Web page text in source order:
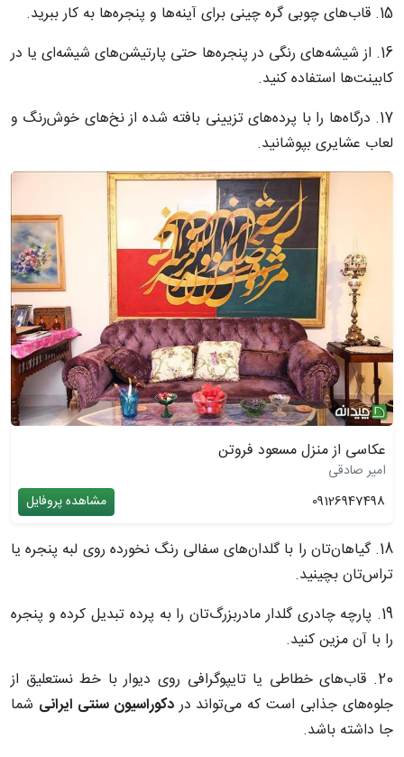
15. قاب‌های چوبی گره چینی برای آینه‌ها و پنجره‌ها به کار ببرید.
16. از شیشه‌های رنگی در پنجره‌ها حتی پارتیشن‌های شیشه‌ای یا در
کابینت‌ها استفاده کنید.
17. درگاه‌ها را با پرده‌های تزیینی بافته شده از نخ‌های خوش‌رنگ و
لعاب عشایری بپوشانید.
عکاسی از منزل مسعود فروتن
امیر صادقی
09126947498
مشاهده پروفایل
18. گیاهان‌تان را با گلدان‌های سفالی رنگ نخورده روی لبه پنجره یا
تراس‌تان بچینید.
19. پارچه چادری گلدار مادربزرگ‌تان را به پرده تبدیل کرده و پنجره
را با آن مزین کنید.
20. قاب‌های خطاطی یا تایپوگرافی روی دیوار با خط نستعلیق از
جلوه‌های جذابی است که می‌تواند دردکوراسیون سنتی ایرانی شما
جا داشته باشد.